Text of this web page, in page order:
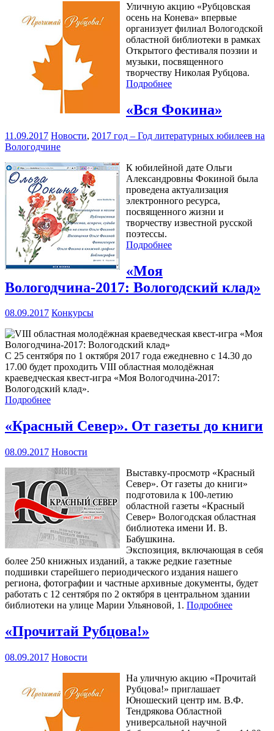
Уличную акцию «Рубцовская
осень на Конева» впервые
организует филиал Вологодской
областной библиотеки в рамках
Открытого фестиваля поэзии и
музыки, посвященного
творчеству Николая Рубцова.
Подробнее
«Вся Фокина»
11.09.2017 Новости, 2017 год – Год литературных юбилеев на
Вологодчине
К юбилейной дате Ольги
Александровны Фокиной была
проведена актуализация
электронного ресурса,
посвященного жизни и
творчеству известной русской
поэтессы.
Подробнее
«Моя
Вологодчина-2017: Вологодский клад»
08.09.2017 Конкурсы
С 25 сентября по 1 октября 2017 года ежедневно с 14.30 до
17.00 будет проходить VIII областная молодёжная
краеведческая квест-игра «Моя Вологодчина-2017:
Вологодский клад».
Подробнее
«Красный Север». От газеты до книги
08.09.2017 Новости
Выставку-просмотр «Красный
Север». От газеты до книги»
подготовила к 100-летию
областной газеты «Красный
Север» Вологодская областная
библиотека имени И. В.
Бабушкина.
Экспозиция, включающая в себя
более 250 книжных изданий, а также редкие газетные
подшивки старейшего периодического издания нашего
региона, фотографии и частные архивные документы, будет
работать с 12 сентября по 2 октября в центральном здании
библиотеки на улице Марии Ульяновой, 1. Подробнее
«Прочитай Рубцова!»
08.09.2017 Новости
На уличную акцию «Прочитай
Рубцова!» приглашает
Юношеский центр им. В.Ф.
Тендрякова Областной
универсальной научной